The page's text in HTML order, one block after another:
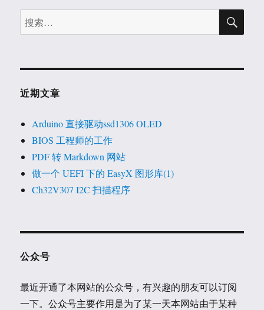
搜
索：
搜
近期文章
Arduino 直接驱动ssd1306 OLED
BIOS 工程师的工作
PDF 转 Markdown 网站
做一个 UEFI 下的 EasyX 图形库(1)
Ch32V307 I2C 扫描程序
公众号
最近开通了本网站的公众号，有兴趣的朋友可以订阅
一下。公众号主要作用是为了某一天本网站由于某种